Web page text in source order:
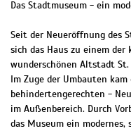
Das Stadtmuseum - ein
Seit der Neueröffnung des
sich das Haus zu einem
wunderschönen Altstadt
Im Zuge der Umbauten
behindertengerechten -
im Außenbereich. Durch
das Museum ein